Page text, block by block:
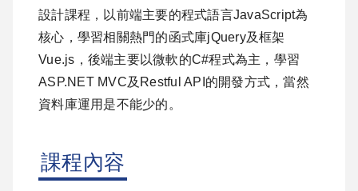
設計課程，以前端主要的程式語言JavaScript為
核心，學習相關熱門的函式庫jQuery及框架
Vue.js，後端主要以微軟的C#程式為主，學習
ASP.NET MVC及Restful API的開發方式，當然
資料庫運用是不能少的。
課程內容